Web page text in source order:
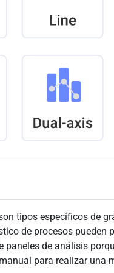
tipos específicos de
de procesos
paneles de análisis
para realizar una